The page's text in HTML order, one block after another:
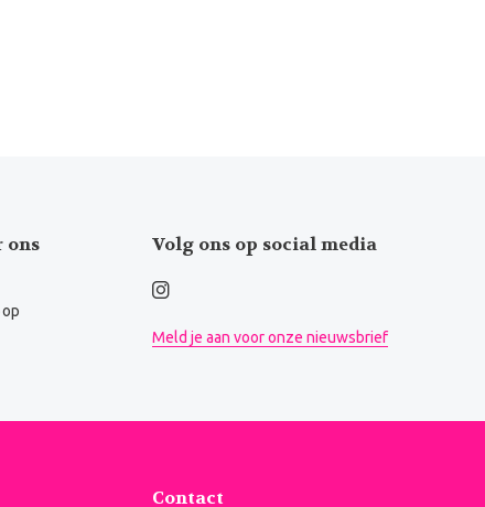
ons
op
Volg ons op social media
Meld je aan voor onze nieuwsbrief
Contact